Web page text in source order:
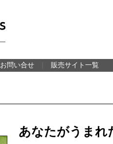
お問い合せ 販売サイト一覧
あなたがうまれ